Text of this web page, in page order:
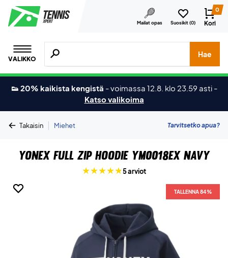
Mailat opas Suosikit (0)
0
Kori
VALIKKO
Hae tuotteita, merkkejä jne.
Hae
👟 20% kaikista kengistä -voimassa 12.8. klo 23.59 asti -
Katso valikoima
Takaisin | Miehet Tarvitsetko apua?
Yonex Full Zip Hoodie YM0018EX Navy
5 arviot
TALLENNA 84%
TALLENNA 84%